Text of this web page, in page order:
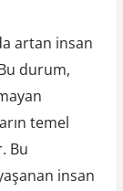
artan insan
durum,
temel
Bu
insan